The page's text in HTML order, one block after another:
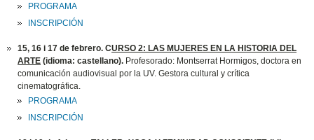
PROGRAMA
INSCRIPCIÓN
15, 16 i 17 de febrero. CURSO 2: LAS MUJERES EN LA HISTORIA DEL
ARTE (idioma: castellano). Profesorado: Montserrat Hormigos, doctora en
comunicación audiovisual por la UV. Gestora cultural y crítica
cinematográfica.
PROGRAMA
INSCRIPCIÓN